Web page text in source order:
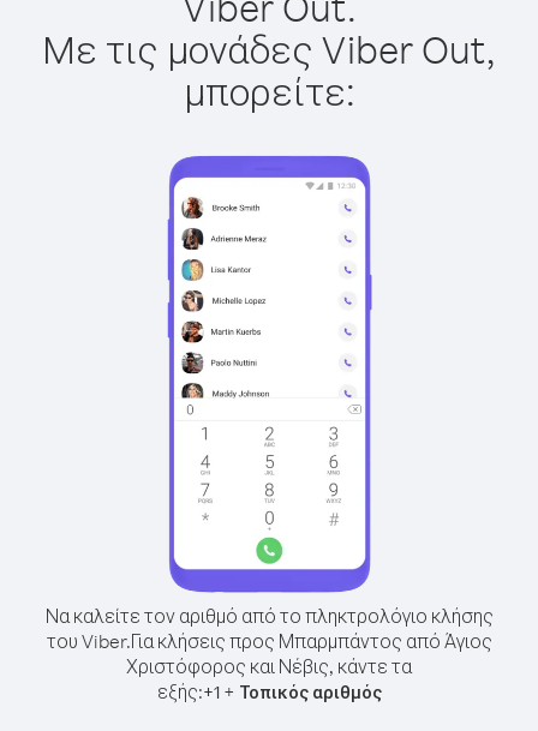
Με τις μονάδες Viber Out,
μπορείτε:
Να καλείτε τον αριθμό από το πληκτρολόγιο κλήσης
του Viber.Για κλήσεις προς Μπαρμπάντος από Άγιος
Χριστόφορος και Νέβις, κάντε τα
εξής:+1+ Τοπικός αριθμός